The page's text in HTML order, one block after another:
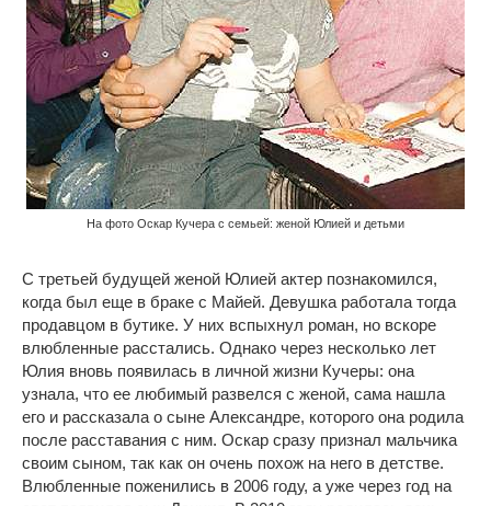
На фото Оскар Кучера с семьей: женой Юлией и детьми
С третьей будущей женой Юлией актер познакомился,
когда был еще в браке с Майей. Девушка работала тогда
продавцом в бутике. У них вспыхнул роман, но вскоре
влюбленные расстались. Однако через несколько лет
Юлия вновь появилась в личной жизни Кучеры: она
узнала, что ее любимый развелся с женой, сама нашла
его и рассказала о сыне Александре, которого она родила
после расставания с ним. Оскар сразу признал мальчика
своим сыном, так как он очень похож на него в детстве.
Влюбленные поженились в 2006 году, а уже через год на